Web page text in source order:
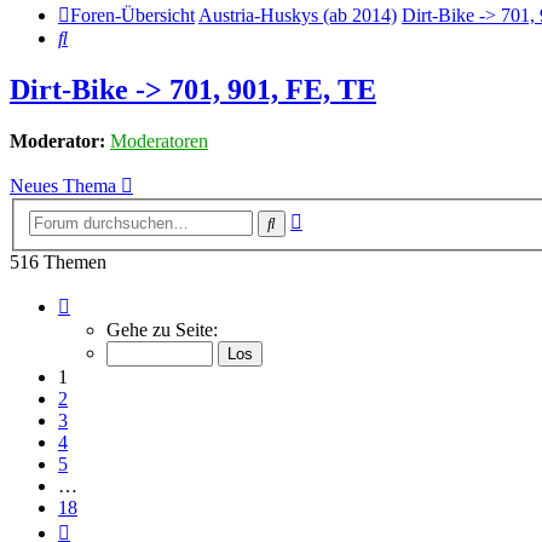
Foren-ÜbersichtAustria-Huskys (ab 2014) Dirt-Bike -> 701,
Suche
Dirt-Bike -> 701, 901, FE, TE
Moderator: Moderatoren
Neues Thema
Suche
516 Themen
von
Gehe zu Seite:
1
2
3
4
5
…
18